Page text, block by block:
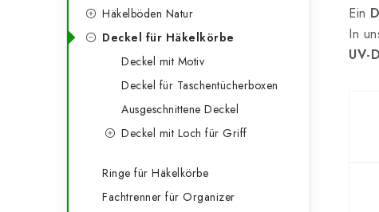
i
e
Häkelböden Natur
Deckel für Häkelkörbe
Deckel mit Motiv
Deckel für Taschentücherboxen
Ausgeschnittene Deckel
Deckel mit Loch für Griff
Ringe für Häkelkörbe
Fachtrenner für Organizer
Ein
In
UV-